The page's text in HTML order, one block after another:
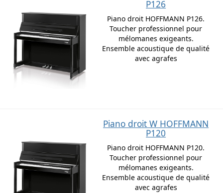
P126
Piano droit HOFFMANN P126.
Toucher professionnel pour
mélomanes exigeants.
Ensemble acoustique de qualité
avec agrafes
Piano droit W HOFFMANN
P120
Piano droit HOFFMANN P120.
Toucher professionnel pour
mélomanes exigeants.
Ensemble acoustique de qualité
avec agrafes